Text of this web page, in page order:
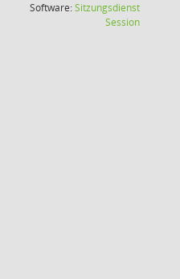
Software:Sitzungsdienst
Session(Wird in